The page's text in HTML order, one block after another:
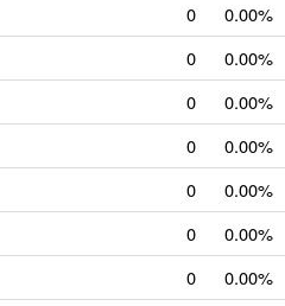
0
0.00%
0
0.00%
0
0.00%
0
0.00%
0
0.00%
0
0.00%
0
0.00%